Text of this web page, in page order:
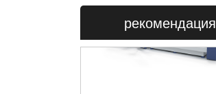
рекомендация